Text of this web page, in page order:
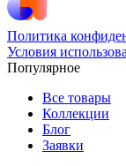
Политика
Условия
Популярное
Все товары
Коллекции
Блог
Заявки